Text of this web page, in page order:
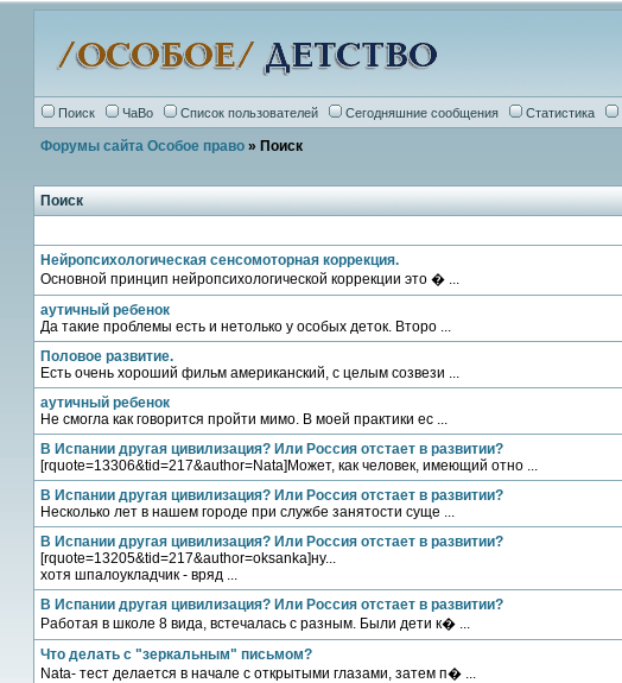
Поиск ЧаВо Список пользователей Сегодняшние сообщения Статистика
Форумы сайта Особое право » Поиск
Поиск
Нейропсихологическая сенсомоторная коррекция.
Основной принцип нейропсихологической коррекции это � ...
аутичный ребенок
Да такие проблемы есть и нетолько у особых деток. Второ ...
Половое развитие.
Есть очень хороший фильм американский, с целым созвези ...
аутичный ребенок
Не смогла как говорится пройти мимо. В моей практики ес ...
В Испании другая цивилизация? Или Россия отстает в развитии?
[rquote=13306&tid=217&author=Nata]Может, как человек, имеющий отно ...
В Испании другая цивилизация? Или Россия отстает в развитии?
Несколько лет в нашем городе при службе занятости суще ...
В Испании другая цивилизация? Или Россия отстает в развитии?
[rquote=13205&tid=217&author=oksanka]ну...
хотя шпалоукладчик - вряд ...
В Испании другая цивилизация? Или Россия отстает в развитии?
Работая в школе 8 вида, встечалась с разным. Были дети к� ...
Что делать с "зеркальным" письмом?
Nata- тест делается в начале с открытыми глазами, затем п� ...